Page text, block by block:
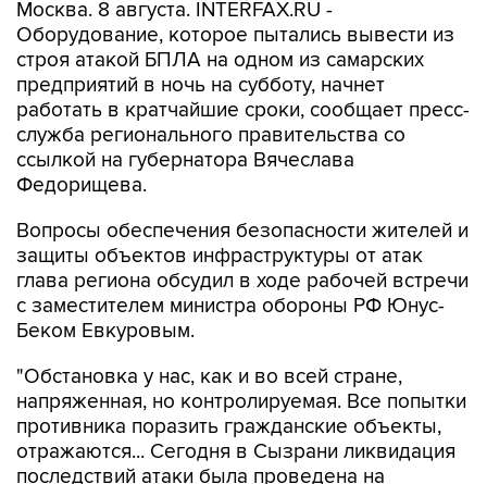
строя атакой БПЛА на одном из самарских
предприятий в ночь на субботу, начнет
работать в кратчайшие сроки, сообщает пресс-
служба регионального правительства со
ссылкой на губернатора Вячеслава
Федорищева.
Вопросы обеспечения безопасности жителей и
глава региона обсудил в ходе рабочей встречи
с заместителем министра обороны РФ Юнус-
Беком Евкуровым.
"Обстановка у нас, как и во всей стране,
противника поразить гражданские объекты,
отражаются... Сегодня в Сызрани ликвидация
последствий атаки была проведена на
достаточно высоком уровне. Пострадавших